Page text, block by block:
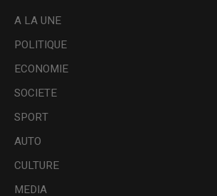
A LA UNE
POLITIQUE
ECONOMIE
SOCIETE
SPORT
AUTO
CULTURE
MEDIA